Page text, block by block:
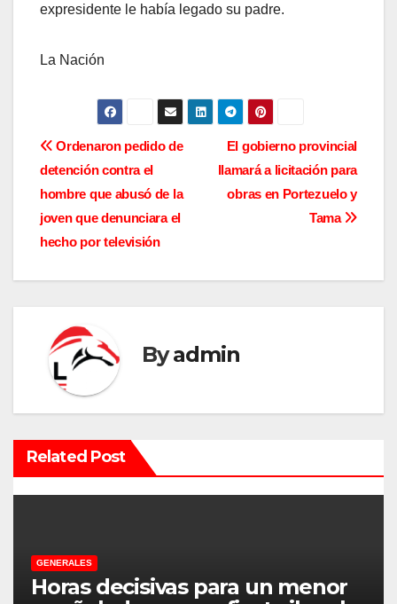
expresidente le había legado su padre.
La Nación
N
a
v
a
c
i
ó
n
e
e
El gobierno provincial
llamará a licitación para
obras en Portezuelo y
Tama
Ordenaron pedido de
detención contra el
hombre que abusó de la
joven que denunciara el
hecho por televisión
Byadmin
Related Post
GENERALES
Horas decisivas para un menor